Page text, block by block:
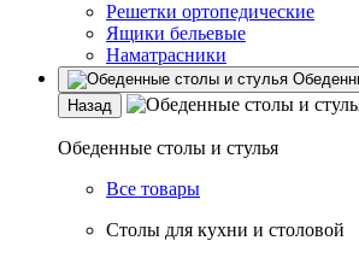
Решетки ортопедические
Ящики бельевые
Наматрасники
Назад
Обеденные столы и стулья
Все товары
Столы для кухни и столовой